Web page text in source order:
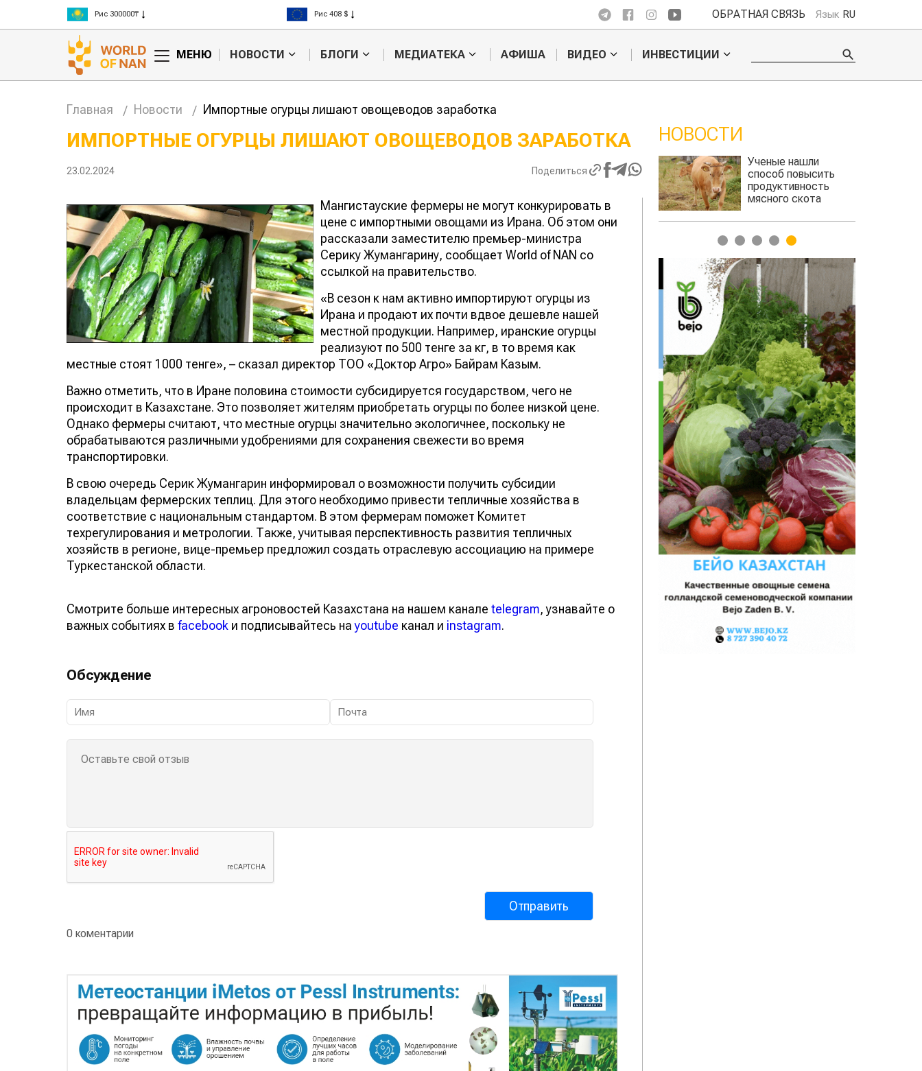
Рис 300000₸
Пшеница 3 класс 125000₸
Рис 408 $
Пшеница 423 $
ОБРАТНАЯ СВЯЗЬ Язык RU
МЕНЮ НОВОСТИ БЛОГИ МЕДИАТЕКА АФИША ВИДЕО ИНВЕСТИЦИИ
Главная Новости Импортные огурцы лишают овощеводов заработка
ИМПОРТНЫЕ ОГУРЦЫ ЛИШАЮТ ОВОЩЕВОДОВ ЗАРАБОТКА
23.02.2024 Поделиться
Мангистауские фермеры не могут конкурировать в
цене с импортными овощами из Ирана. Об этом они
рассказали заместителю премьер-министра
Серику Жумангарину, сообщает World of NAN со
ссылкой на правительство.
«В сезон к нам активно импортируют огурцы из
Ирана и продают их почти вдвое дешевле нашей
местной продукции. Например, иранские огурцы
реализуют по 500 тенге за кг, в то время как
местные стоят 1000 тенге», – сказал директор ТОО «Доктор Агро» Байрам Казым.
Важно отметить, что в Иране половина стоимости субсидируется государством, чего не
происходит в Казахстане. Это позволяет жителям приобретать огурцы по более низкой цене.
Однако фермеры считают, что местные огурцы значительно экологичнее, поскольку не
обрабатываются различными удобрениями для сохранения свежести во время
транспортировки.
В свою очередь Серик Жумангарин информировал о возможности получить субсидии
владельцам фермерских теплиц. Для этого необходимо привести тепличные хозяйства в
соответствие с национальным стандартом. В этом фермерам поможет Комитет
техрегулирования и метрологии. Также, учитывая перспективность развития тепличных
хозяйств в регионе, вице-премьер предложил создать отраслевую ассоциацию на примере
Туркестанской области.
Смотрите больше интересных агроновостей Казахстана на нашем канале telegram, узнавайте о
важных событиях в facebook и подписывайтесь наyoutube канал и instagram.
Обсуждение
0 коментарии
НОВОСТИ
Ученые нашли
способ повысить
Жара в Китае может
поднять цены на
зерно
1 2 3 4 5